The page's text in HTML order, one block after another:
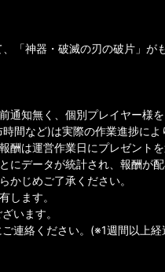
「神器・破滅の刃の破片」が
知無く、個別プレイヤー様
間など)は実際の作業進捗によ
は運営作業日にプレゼント
データが統計され、報酬が配
かじめご了承ください。
します。
います。
連絡ください。(※1週間以上